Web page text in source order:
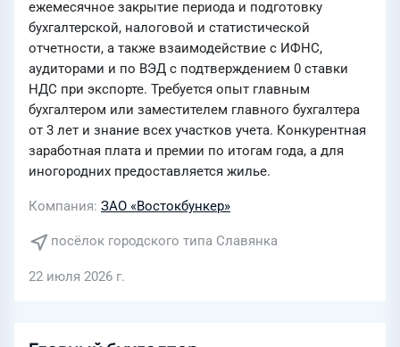
ежемесячное закрытие периода и подготовку
бухгалтерской, налоговой и статистической
отчетности, а также взаимодействие с ИФНС,
аудиторами и по ВЭД с подтверждением 0 ставки
НДС при экспорте. Требуется опыт главным
бухгалтером или заместителем главного бухгалтера
от 3 лет и знание всех участков учета. Конкурентная
заработная плата и премии по итогам года, а для
иногородних предоставляется жилье.
Компания ЗАО «Востокбункер»
посёлок городского типа Славянка
22 июля 2026 г.